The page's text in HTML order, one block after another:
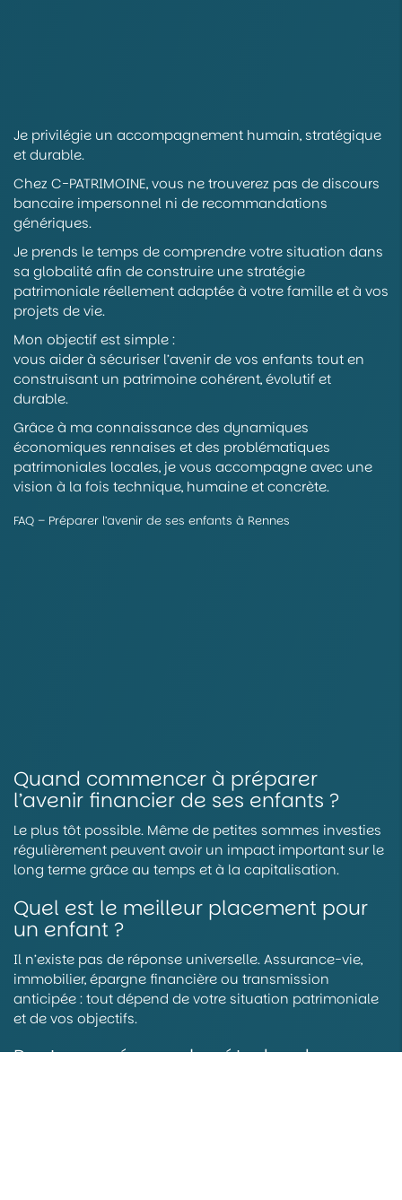
Je privilégie un accompagnement humain, stratégique
et durable.
Chez C-PATRIMOINE, vous ne trouverez pas de discours
bancaire impersonnel ni de recommandations
génériques.
Je prends le temps de comprendre votre situation dans
sa globalité afin de construire une stratégie
patrimoniale réellement adaptée à votre famille et à vos
projets de vie.
Mon objectif est simple :
vous aider à sécuriser l’avenir de vos enfants tout en
construisant un patrimoine cohérent, évolutif et
durable.
Grâce à ma connaissance des dynamiques
économiques rennaises et des problématiques
patrimoniales locales, je vous accompagne avec une
vision à la fois technique, humaine et concrète.
FAQ – Préparer l’avenir de ses enfants à Rennes
Quand commencer à préparer
l’avenir financier de ses enfants ?
Le plus tôt possible. Même de petites sommes investies
régulièrement peuvent avoir un impact important sur le
long terme grâce au temps et à la capitalisation.
Quel est le meilleur placement pour
un enfant ?
Il n’existe pas de réponse universelle. Assurance-vie,
immobilier, épargne financière ou transmission
anticipée : tout dépend de votre situation patrimoniale
et de vos objectifs.
Peut-on préparer les études des